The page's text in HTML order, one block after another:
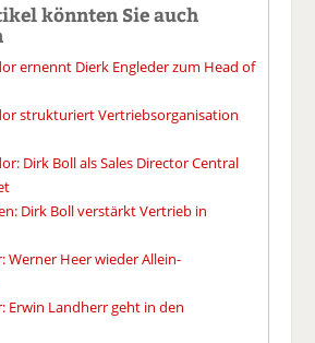
könnten Sie auch
ernennt Dierk Engleder zum Head of
strukturiert Vertriebsorganisation
Dirk Boll als Sales Director Central
Dirk Boll verstärkt Vertrieb in
Werner Heer wieder Allein-
Erwin Landherr geht in den